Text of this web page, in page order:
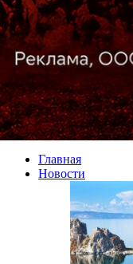
Главная
Новости